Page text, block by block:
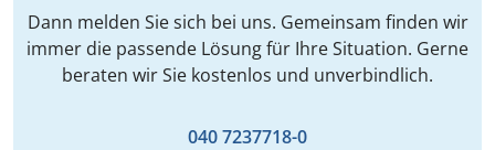
Dann melden Sie sich bei uns. Gemeinsam finden wir
immer die passende Lösung für Ihre Situation. Gerne
beraten wir Sie kostenlos und unverbindlich.
040 7237718-0